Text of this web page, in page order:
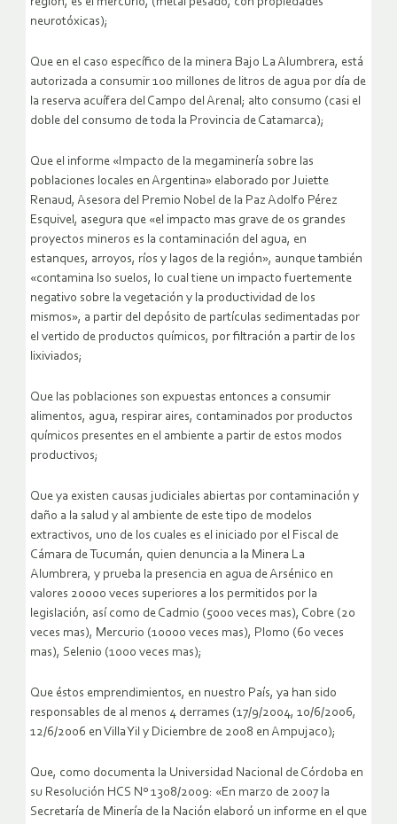
neurotóxicas);
Que en el caso específico de la minera Bajo La Alumbrera, está
autorizada a consumir 100 millones de litros de agua por día de
la reserva acuífera del Campo del Arenal; alto consumo (casi el
doble del consumo de toda la Provincia de Catamarca);
Que el informe «Impacto de la megaminería sobre las
poblaciones locales en Argentina» elaborado por Juiette
Renaud, Asesora del Premio Nobel de la Paz Adolfo Pérez
Esquivel, asegura que «el impacto mas grave de os grandes
proyectos mineros es la contaminación del agua, en
estanques, arroyos, ríos y lagos de la región», aunque también
«contamina lso suelos, lo cual tiene un impacto fuertemente
negativo sobre la vegetación y la productividad de los
mismos», a partir del depósito de partículas sedimentadas por
el vertido de productos químicos, por filtración a partir de los
lixiviados;
Que las poblaciones son expuestas entonces a consumir
alimentos, agua, respirar aires, contaminados por productos
químicos presentes en el ambiente a partir de estos modos
productivos;
Que ya existen causas judiciales abiertas por contaminación y
daño a la salud y al ambiente de este tipo de modelos
extractivos, uno de los cuales es el iniciado por el Fiscal de
Cámara de Tucumán, quien denuncia a la Minera La
Alumbrera, y prueba la presencia en agua de Arsénico en
valores 20000 veces superiores a los permitidos por la
legislación, así como de Cadmio (5000 veces mas), Cobre (20
veces mas), Mercurio (10000 veces mas), Plomo (60 veces
mas), Selenio (1000 veces mas);
Que éstos emprendimientos, en nuestro País, ya han sido
responsables de al menos 4 derrames (17/9/2004, 10/6/2006,
12/6/2006 en Villa Yil y Diciembre de 2008 en Ampujaco);
Que, como documenta la Universidad Nacional de Córdoba en
su Resolución HCS Nº 1308/2009: «En marzo de 2007 la
Secretaría de Minería de la Nación elaboró un informe en el que